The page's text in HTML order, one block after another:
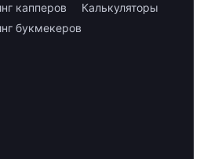
капперов
букмекеров
Калькуляторы